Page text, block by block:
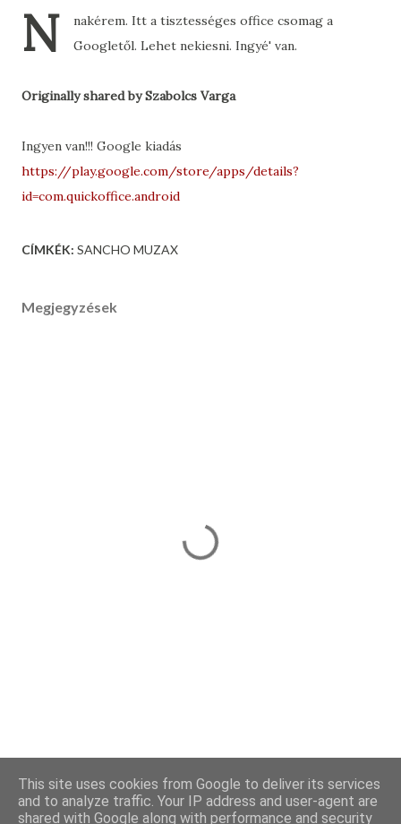
N
nakérem. Itt a tisztességes office csomag a
Googletől. Lehet nekiesni. Ingyé' van.
Originally shared by Szabolcs Varga
Ingyen van!!! Google kiadás
https://play.google.com/store/apps/details?
id=com.quickoffice.android
CÍMKÉK: SANCHO MUZAX
Megjegyzések
This site uses cookies from Google to deliver its services
and to analyze traffic. Your IP address and user-agent are
shared with Google along with performance and security